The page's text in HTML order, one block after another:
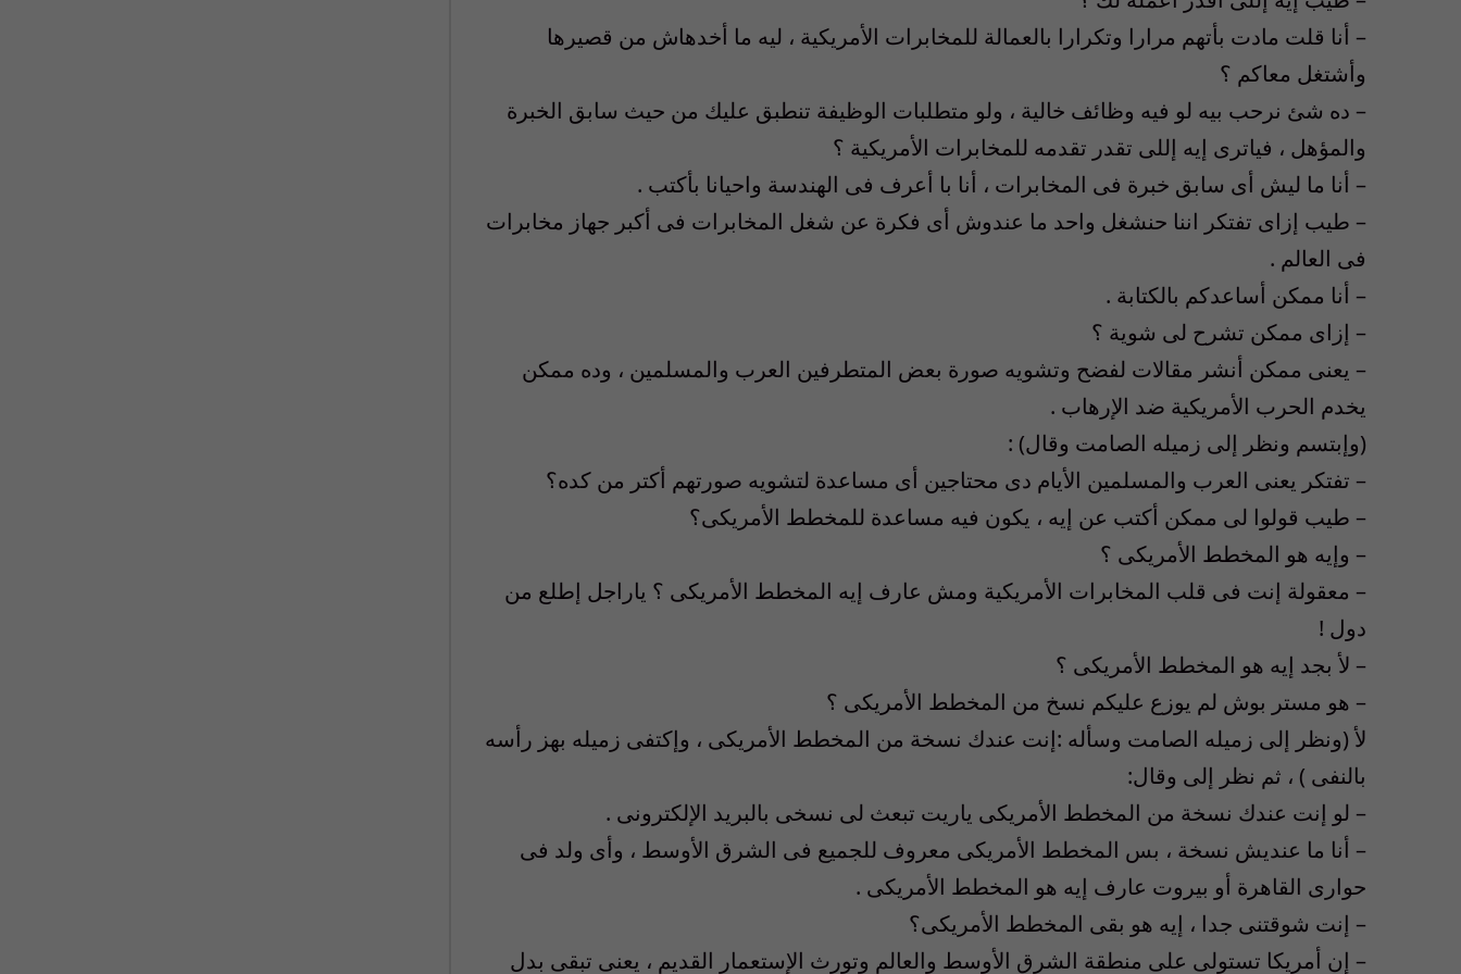
– أنا قلت مادت بأتهم مرارا وتكرارا بالعمالة للمخابرات الأمريكية ، ليه ما أخدهاش من قصيرها
وأشتغل معاكم ؟
– ده شئ نرحب بيه لو فيه وظائف خالية ، ولو متطلبات الوظيفة تنطبق عليك من حيث سابق الخبرة
والمؤهل ، فياترى إيه إللى تقدر تقدمه للمخابرات الأمريكية ؟
– أنا ما ليش أى سابق خبرة فى المخابرات ، أنا با أعرف فى الهندسة واحيانا بأكتب .
– طيب إزاى تفتكر اننا حنشغل واحد ما عندوش أى فكرة عن شغل المخابرات فى أكبر جهاز مخابرات
فى العالم .
– أنا ممكن أساعدكم بالكتابة .
– إزاى ممكن تشرح لى شوية ؟
– يعنى ممكن أنشر مقالات لفضح وتشويه صورة بعض المتطرفين العرب والمسلمين ، وده ممكن
يخدم الحرب الأمريكية ضد الإرهاب .
(وإبتسم ونظر إلى زميله الصامت وقال) :
– تفتكر يعنى العرب والمسلمين الأيام دى محتاجين أى مساعدة لتشويه صورتهم أكتر من كده؟
– طيب قولوا لى ممكن أكتب عن إيه ، يكون فيه مساعدة للمخطط الأمريكى؟
– وإيه هو المخطط الأمريكى ؟
– معقولة إنت فى قلب المخابرات الأمريكية ومش عارف إيه المخطط الأمريكى ؟ ياراجل إطلع من
دول !
– لأ بجد إيه هو المخطط الأمريكى ؟
– هو مستر بوش لم يوزع عليكم نسخ من المخطط الأمريكى ؟
لأ (ونظر إلى زميله الصامت وسأله :إنت عندك نسخة من المخطط الأمريكى ، وإكتفى زميله بهز رأسه
بالنفى ) ، ثم نظر إلى وقال:
– لو إنت عندك نسخة من المخطط الأمريكى ياريت تبعث لى نسخى بالبريد الإلكترونى .
– أنا ما عنديش نسخة ، بس المخطط الأمريكى معروف للجميع فى الشرق الأوسط ، وأى ولد فى
حوارى القاهرة أو بيروت عارف إيه هو المخطط الأمريكى .
– إنت شوقتنى جدا ، إيه هو بقى المخطط الأمريكى؟
– إن أمريكا تستولى على منطقة الشرق الأوسط والعالم وتورث الإستعمار القديم ، يعنى تبقى بدل